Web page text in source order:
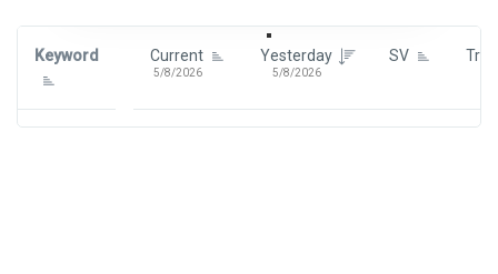
Keyword Current
5/8/2026
Yesterday
5/8/2026
SV